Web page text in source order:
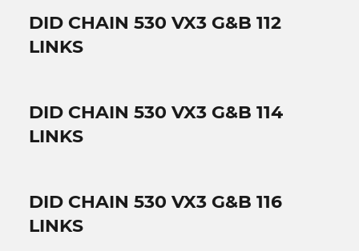
DID CHAIN 530 VX3 G&B 112
LINKS
DID CHAIN 530 VX3 G&B 114
LINKS
DID CHAIN 530 VX3 G&B 116
LINKS